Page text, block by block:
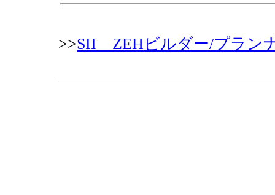
>>SII ZEHビルダー/プラン